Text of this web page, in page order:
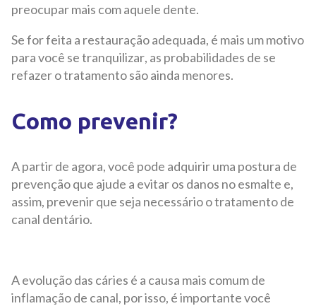
preocupar mais com aquele dente.
Se for feita a restauração adequada, é mais um motivo
para você se tranquilizar, as probabilidades de se
refazer o tratamento são ainda menores.
Como prevenir?
A partir de agora, você pode adquirir uma postura de
prevenção que ajude a evitar os danos no esmalte e,
assim, prevenir que seja necessário o tratamento de
canal dentário.
A evolução das cáries é a causa mais comum de
inflamação de canal, por isso, é importante você